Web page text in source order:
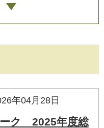
年04月28日
ク 2025年度総